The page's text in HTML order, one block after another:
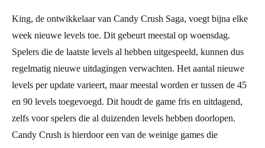
King, de ontwikkelaar van Candy Crush Saga, voegt bijna elke
week nieuwe levels toe. Dit gebeurt meestal op woensdag.
Spelers die de laatste levels al hebben uitgespeeld, kunnen dus
regelmatig nieuwe uitdagingen verwachten. Het aantal nieuwe
levels per update varieert, maar meestal worden er tussen de 45
en 90 levels toegevoegd. Dit houdt de game fris en uitdagend,
zelfs voor spelers die al duizenden levels hebben doorlopen.
Candy Crush is hierdoor een van de weinige games die